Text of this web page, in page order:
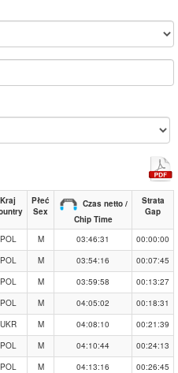
Kraj
Płeć
Sex
Czas netto /
Chip Time
Strata
Gap
POL M 03:46:31
00:00:00
POL M 03:54:16
00:07:45
POL M 03:59:58
00:13:27
POL M 04:05:02
00:18:31
UKR M 04:08:10
00:21:39
POL M 04:10:44
00:24:13
POL M 04:13:16
00:26:45